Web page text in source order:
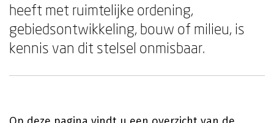
heeft met ruimtelijke ordening,
gebiedsontwikkeling, bouw of milieu, is
kennis van dit stelsel onmisbaar.